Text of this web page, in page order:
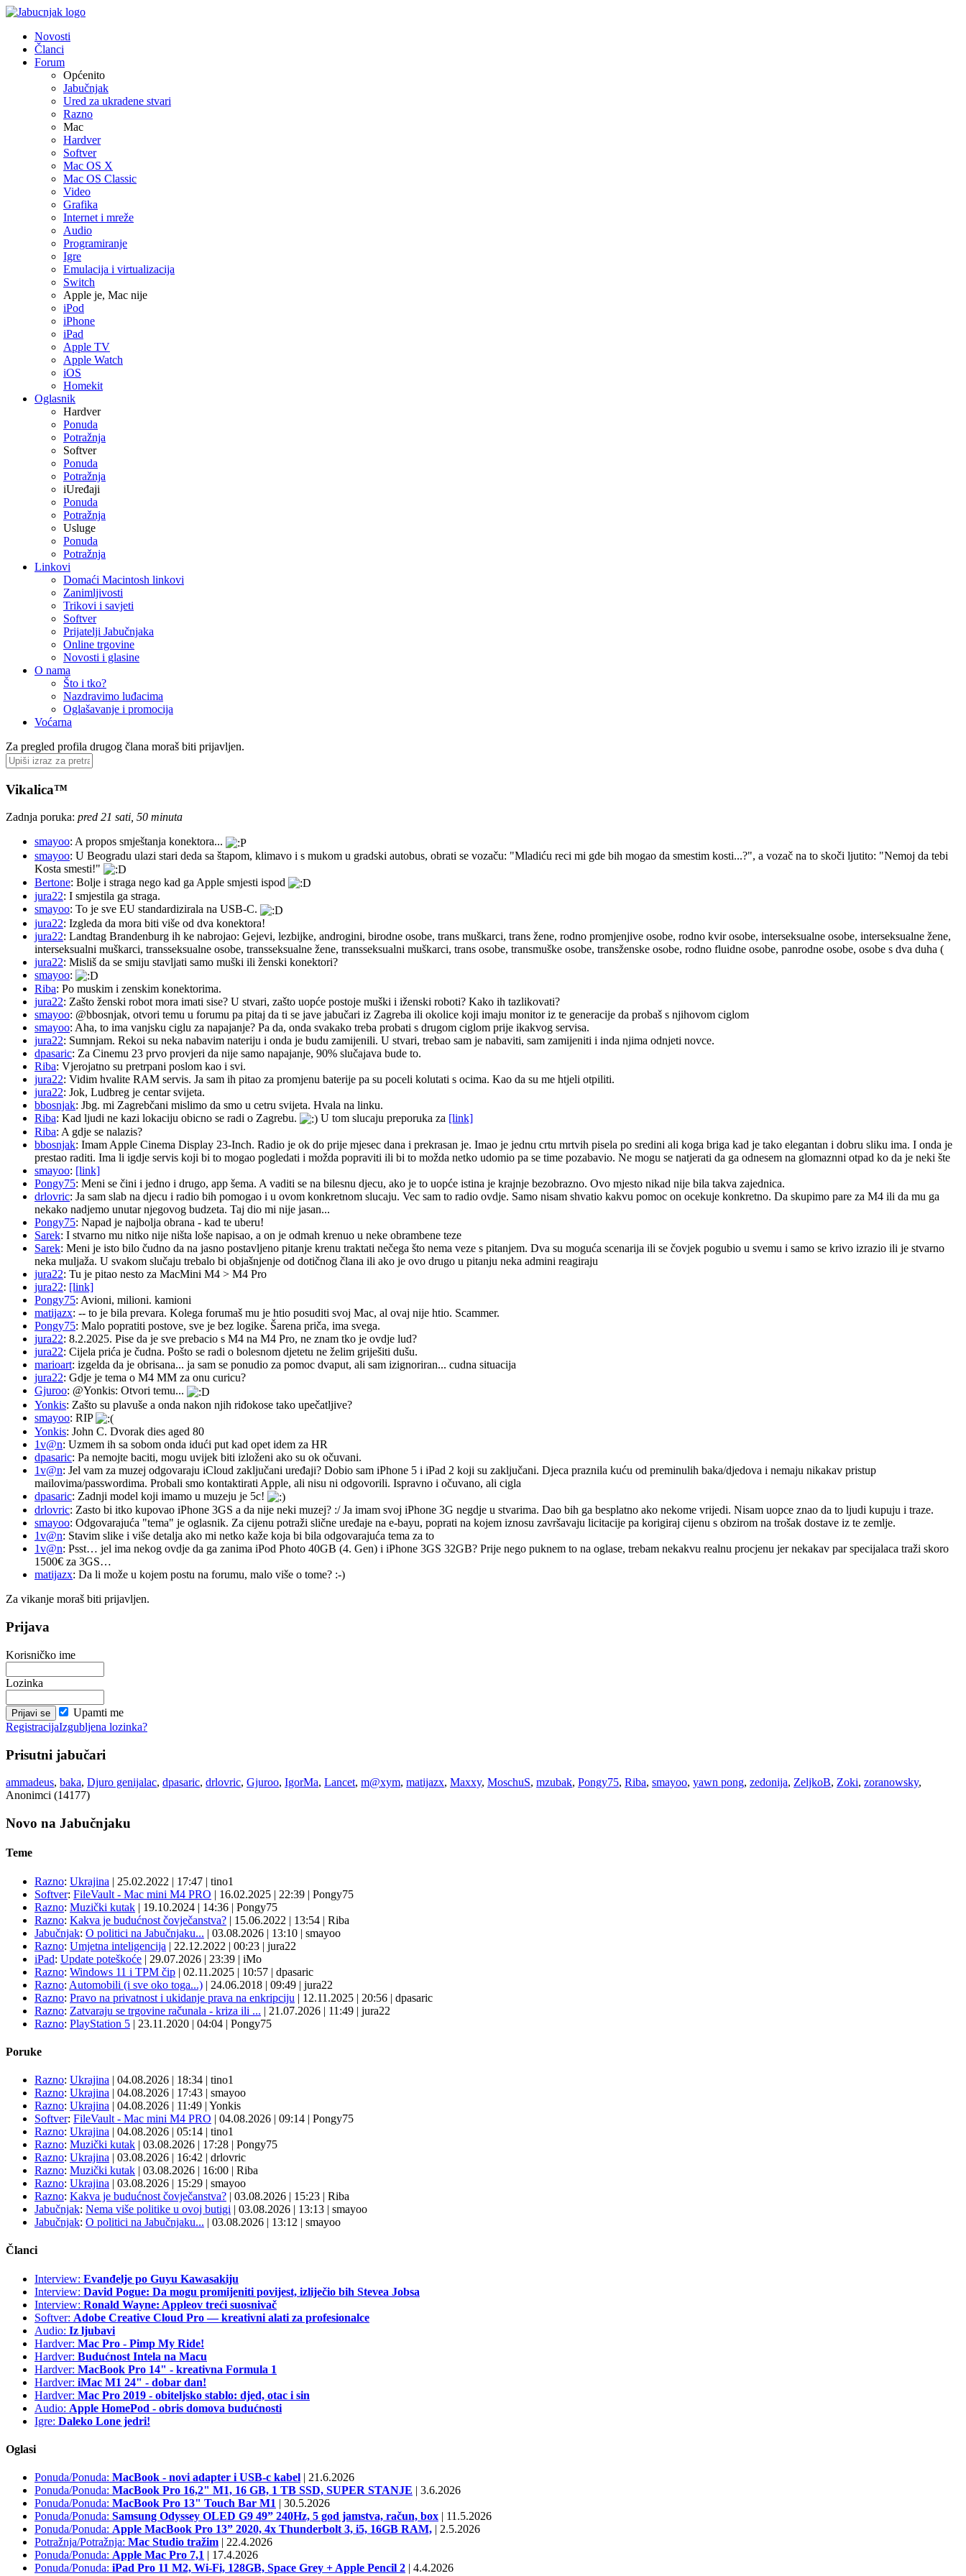
Novosti
Članci
Forum
Općenito
Jabučnjak
Ured za ukradene stvari
Razno
Mac
Hardver
Softver
Mac OS X
Mac OS Classic
Video
Grafika
Internet i mreže
Audio
Programiranje
Igre
Emulacija i virtualizacija
Switch
Apple je, Mac nije
iPod
iPhone
iPad
Apple TV
Apple Watch
iOS
Homekit
Oglasnik
Hardver
Ponuda
Potražnja
Softver
Ponuda
Potražnja
iUređaji
Ponuda
Potražnja
Usluge
Ponuda
Potražnja
Linkovi
Domaći Macintosh linkovi
Zanimljivosti
Trikovi i savjeti
Softver
Prijatelji Jabučnjaka
Online trgovine
Novosti i glasine
O nama
Što i tko?
Nazdravimo luđacima
Oglašavanje i promocija
Voćarna
Za pregled profila drugog člana moraš biti prijavljen.
Vikalica™
Zadnja poruka: pred 21 sati, 50 minuta
smayoo: A propos smještanja konektora...
smayoo: U Beogradu ulazi stari deda sa štapom, klimavo i s mukom u gradski autobus, obrati se vozaču: "Mladiću reci mi gde bih mogao da smestim kosti...?", a vozač na to skoči ljutito: "Nemoj da tebi
Kosta smesti!"
Bertone: Bolje i straga nego kad ga Apple smjesti ispod
jura22: I smjestila ga straga.
smayoo: To je sve EU standardizirala na USB-C.
jura22: Izgleda da mora biti više od dva konektora!
jura22: Landtag Brandenburg ih ke nabrojao: Gejevi, lezbijke, androgini, birodne osobe, trans muškarci, trans žene, rodno promjenjive osobe, rodno kvir osobe, interseksualne osobe, interseksualne žene,
interseksualni muškarci, transseksualne osobe, transseksualne žene, transseksualni muškarci, trans osobe, transmuške osobe, transženske osobe, rodno fluidne osobe, panrodne osobe, osobe s dva duha (
jura22: Misliš da se smiju stavljati samo muški ili ženski konektori?
smayoo:
Riba: Po muskim i zenskim konektorima.
jura22: Zašto ženski robot mora imati sise? U stvari, zašto uopće postoje muški i iženski roboti? Kako ih tazlikovati?
smayoo: @bbosnjak, otvori temu u forumu pa pitaj da ti se jave jabučari iz Zagreba ili okolice koji imaju monitor iz te generacije da probaš s njihovom ciglom
smayoo: Aha, to ima vanjsku ciglu za napajanje? Pa da, onda svakako treba probati s drugom ciglom prije ikakvog servisa.
jura22: Sumnjam. Rekoi su neka nabavim nateriju i onda je budu zamijenili. U stvari, trebao sam je nabaviti, sam zamijeniti i inda njima odnjeti novce.
dpasaric: Za Cinemu 23 prvo provjeri da nije samo napajanje, 90% slučajava bude to.
Riba: Vjerojatno su pretrpani poslom kao i svi.
jura22: Vidim hvalite RAM servis. Ja sam ih pitao za promjenu baterije pa su poceli kolutati s ocima. Kao da su me htjeli otpiliti.
jura22: Jok, Ludbreg je centar svijeta.
bbosnjak: Jbg. mi Zagrebčani mislimo da smo u cetru svijeta. Hvala na linku.
Riba: Kad ljudi ne kazi lokaciju obicno se radi o Zagrebu. U tom slucaju preporuka za [link]
Riba: A gdje se nalazis?
bbosnjak: Imam Apple Cinema Display 23-Inch. Radio je ok do prije mjesec dana i prekrasan je. Imao je jednu crtu mrtvih pisela po sredini ali koga briga kad je tako elegantan i dobru sliku ima. I onda je
prestao raditi. Ima li igdje servis koji bi to mogao pogledati i možda popraviti ili bi to možda netko udomio pa se time pozabavio. Ne mogu se natjerati da ga odnesem na glomaznni otpad ko da je neki šte
smayoo: [link]
Pongy75: Meni se čini i jedno i drugo, app šema. A vaditi se na bilesnu djecu, ako je to uopće istina je krajnje bezobrazno. Ovo mjesto nikad nije bila takva zajednica.
drlovric: Ja sam slab na djecu i radio bih pomogao i u ovom konkretnom slucaju. Vec sam to radio ovdje. Samo nisam shvatio kakvu pomoc on ocekuje konkretno. Da skupimo pare za M4 ili da mu ga
nekako nadjemo unutar njegovog budzeta. Taj dio mi nije jasan...
Pongy75: Napad je najbolja obrana - kad te uberu!
Sarek: I stvarno mu nitko nije ništa loše napisao, a on je odmah krenuo u neke obrambene teze
Sarek: Meni je isto bilo čudno da na jasno postavljeno pitanje krenu traktati nečega što nema veze s pitanjem. Dva su moguća scenarija ili se čovjek pogubio u svemu i samo se krivo izrazio ili je stvarno
neka muljaža. U svakom slučaju trebalo bi objašnjenje od dotičnog člana ili ako je ovo drugo u pitanju neka admini reagiraju
jura22: Tu je pitao nesto za MacMini M4 > M4 Pro
jura22: [link]
Pongy75: Avioni, milioni. kamioni
matijazx: -- to je bila prevara. Kolega forumaš mu je htio posuditi svoj Mac, al ovaj nije htio. Scammer.
Pongy75: Malo popratiti postove, sve je bez logike. Šarena priča, ima svega.
jura22: 8.2.2025. Pise da je sve prebacio s M4 na M4 Pro, ne znam tko je ovdje lud?
jura22: Cijela prića je čudna. Pošto se radi o bolesnom djetetu ne želim griješiti dušu.
marioart: izgelda da je obrisana... ja sam se ponudio za pomoc dvaput, ali sam izignoriran... cudna situacija
jura22: Gdje je tema o M4 MM za onu curicu?
Gjuroo: @Yonkis: Otvori temu...
Yonkis: Zašto su plavuše a onda nakon njih riđokose tako upečatljive?
smayoo: RIP
Yonkis: John C. Dvorak dies aged 80
1v@n: Uzmem ih sa sobom onda idući put kad opet idem za HR
dpasaric: Pa nemojte baciti, mogu uvijek biti izloženi ako su ok očuvani.
1v@n: Jel vam za muzej odgovaraju iCloud zaključani uređaji? Dobio sam iPhone 5 i iPad 2 koji su zaključani. Djeca praznila kuću od preminulih baka/djedova i nemaju nikakav pristup
mailovima/passwordima. Probali smo kontaktirati Apple, ali nisu ni odgovorili. Ispravno i očuvano, ali cigla
dpasaric: Zadnji model koji imamo u muzeju je 5c!
drlovric: Zasto bi itko kupovao iPhone 3GS a da nije neki muzej? :/ Ja imam svoj iPhone 3G negdje u stvarima. Dao bih ga besplatno ako nekome vrijedi. Nisam uopce znao da to ljudi kupuju i traze.
smayoo: Odgovarajuća "tema" je oglasnik. Za cijenu potraži slične uređaje na e-bayu, poprati na kojem iznosu završavaju licitacije pa korigiraj cijenu s obzirom na trošak dostave iz te zemlje.
1v@n: Stavim slike i više detalja ako mi netko kaže koja bi bila odgovarajuća tema za to
1v@n: Psst… jel ima nekog ovdje da ga zanima iPod Photo 40GB (4. Gen) i iPhone 3GS 32GB? Prije nego puknem to na oglase, trebam nekakvu realnu procjenu jer nekakav par specijalaca traži skoro
1500€ za 3GS…
matijazx: Da li može u kojem postu na forumu, malo više o tome? :-)
Za vikanje moraš biti prijavljen.
Prijava
Korisničko ime
Lozinka
Upamti me
RegistracijaIzgubljena lozinka?
Prisutni jabučari
ammadeus, baka, Djuro genijalac, dpasaric, drlovric, Gjuroo, IgorMa, Lancet, m@xym, matijazx, Maxxy, MoschuS, mzubak, Pongy75, Riba, smayoo, yawn pong, zedonija, ZeljkoB, Zoki, zoranowsky,
Anonimci (14177)
Novo na Jabučnjaku
Teme
Razno: Ukrajina | 25.02.2022 | 17:47 | tino1
Softver: FileVault - Mac mini M4 PRO | 16.02.2025 | 22:39 | Pongy75
Razno: Muzički kutak | 19.10.2024 | 14:36 | Pongy75
Razno: Kakva je budućnost čovječanstva? | 15.06.2022 | 13:54 | Riba
Jabučnjak: O politici na Jabučnjaku... | 03.08.2026 | 13:10 | smayoo
Razno: Umjetna inteligencija | 22.12.2022 | 00:23 | jura22
iPad: Update poteškoće | 29.07.2026 | 23:39 | iMo
Razno: Windows 11 i TPM čip | 02.11.2025 | 10:57 | dpasaric
Razno: Automobili (i sve oko toga...) | 24.06.2018 | 09:49 | jura22
Razno: Pravo na privatnost i ukidanje prava na enkripciju | 12.11.2025 | 20:56 | dpasaric
Razno: Zatvaraju se trgovine računala - kriza ili ... | 21.07.2026 | 11:49 | jura22
Razno: PlayStation 5 | 23.11.2020 | 04:04 | Pongy75
Poruke
Razno: Ukrajina | 04.08.2026 | 18:34 | tino1
Razno: Ukrajina | 04.08.2026 | 17:43 | smayoo
Razno: Ukrajina | 04.08.2026 | 11:49 | Yonkis
Softver: FileVault - Mac mini M4 PRO | 04.08.2026 | 09:14 | Pongy75
Razno: Ukrajina | 04.08.2026 | 05:14 | tino1
Razno: Muzički kutak | 03.08.2026 | 17:28 | Pongy75
Razno: Ukrajina | 03.08.2026 | 16:42 | drlovric
Razno: Muzički kutak | 03.08.2026 | 16:00 | Riba
Razno: Ukrajina | 03.08.2026 | 15:29 | smayoo
Razno: Kakva je budućnost čovječanstva? | 03.08.2026 | 15:23 | Riba
Jabučnjak: Nema više politike u ovoj butigi | 03.08.2026 | 13:13 | smayoo
Jabučnjak: O politici na Jabučnjaku... | 03.08.2026 | 13:12 | smayoo
Članci
Interview: Evanđelje po Guyu Kawasakiju
Interview: David Pogue: Da mogu promijeniti povijest, izliječio bih Stevea Jobsa
Interview: Ronald Wayne: Appleov treći suosnivač
Softver: Adobe Creative Cloud Pro — kreativni alati za profesionalce
Audio: Iz ljubavi
Hardver: Mac Pro - Pimp My Ride!
Hardver: Budućnost Intela na Macu
Hardver: MacBook Pro 14" - kreativna Formula 1
Hardver: iMac M1 24" - dobar dan!
Hardver: Mac Pro 2019 - obiteljsko stablo: djed, otac i sin
Audio: Apple HomePod - obris domova budućnosti
Igre: Daleko Lone jedri!
Oglasi
Ponuda/Ponuda: MacBook - novi adapter i USB-c kabel | 21.6.2026
Ponuda/Ponuda: MacBook Pro 16,2" M1, 16 GB, 1 TB SSD, SUPER STANJE | 3.6.2026
Ponuda/Ponuda: MacBook Pro 13" Touch Bar M1 | 30.5.2026
Ponuda/Ponuda: Samsung Odyssey OLED G9 49” 240Hz, 5 god jamstva, račun, box | 11.5.2026
Ponuda/Ponuda: Apple MacBook Pro 13” 2020, 4x Thunderbolt 3, i5, 16GB RAM, | 2.5.2026
Potražnja/Potražnja: Mac Studio tražim | 22.4.2026
Ponuda/Ponuda: Apple Mac Pro 7,1 | 17.4.2026
Ponuda/Ponuda: iPad Pro 11 M2, Wi-Fi, 128GB, Space Grey + Apple Pencil 2 | 4.4.2026